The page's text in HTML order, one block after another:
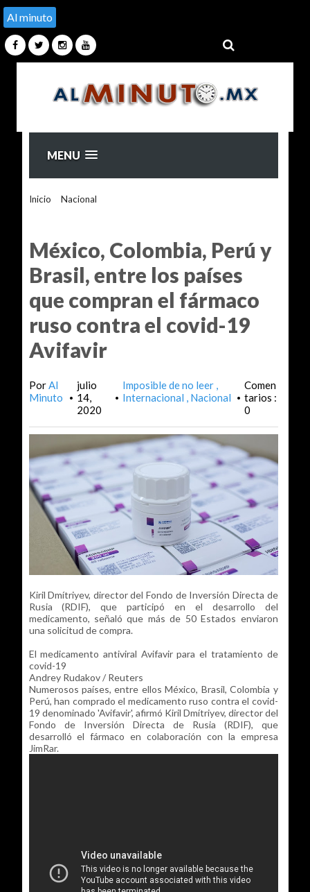
Al minuto
MENU
Inicio Nacional
México, Colombia, Perú y
Brasil, entre los países
que compran el fármaco
ruso contra el covid-19
Avifavir
PorAl
Minuto
•
julio
14,
2020
•
Imposible de no leer
Internacional
Nacional •
Comen
tarios :
0
Kiril Dmítriyev, director del Fondo de Inversión Directa de
Rusia (RDIF), que participó en el desarrollo del
medicamento, señaló que más de 50 Estados enviaron
una solicitud de compra.
El medicamento antiviral Avifavir para el tratamiento de
covid-19
Andrey Rudakov / Reuters
Numerosos países, entre ellos México, Brasil, Colombia y
Perú, han comprado el medicamento ruso contra el covid-
19 denominado 'Avifavir', afirmó Kiril Dmítriyev, director del
Fondo de Inversión Directa de Rusia (RDIF), que
desarrolló el fármaco en colaboración con la empresa
JimRar.